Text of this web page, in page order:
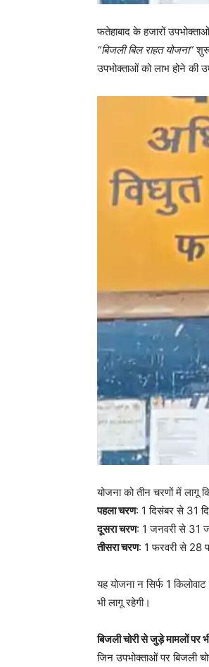
फतेहाबाद के हजारों
“बिजली बिल राहत योजना”शुरू
उपभोक्ताओं को लाभ होने की
योजना को तीन चरणों में लागू
पहला चरण: 1 दिसंबर से 31
दूसरा चरण: 1 जनवरी से 31
तीसरा चरण: 1 फरवरी से 28
यह योजना न सिर्फ 1
भी लागू रहेगी।
बिजली चोरी से जुड़े मामलों पर
जिन उपभोक्ताओं पर बिजली